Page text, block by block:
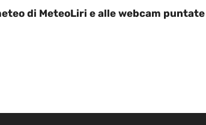
di MeteoLiri e alle webcam puntate